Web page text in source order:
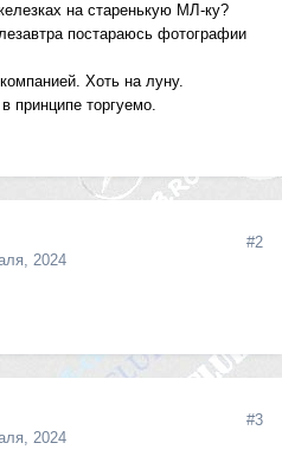
на старенькую МЛ-ку?
постараюсь фотографии
Хоть на луну.
принципе торгуемо.
2024
#2
2024
#3